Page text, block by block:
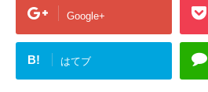
Google+
B! はてブ